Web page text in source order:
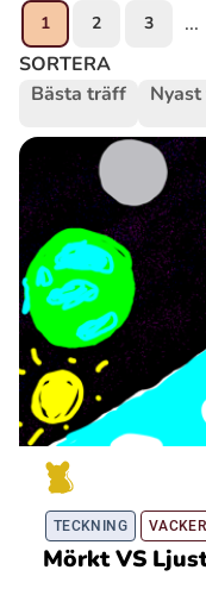
Kaale (Romska)
Arli (Romska)
Resanderomani
Kelderash
1 2 3 ...
SORTERA
Bästa träff
TECKNING VACKER
Mörkt VS